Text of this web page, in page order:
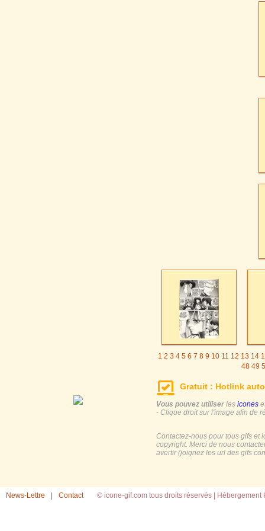
1 2 3 4 5 6 7 8 9 10 11 12 13 14
48 49
Gratuit : Hotlink
Vous pouvez utiliser les icones
- Clique droit sur l'image afin de
Contactez-nous pour tous gifs et
copyright. Merci de nous
avertir (joignez les url des gifs
News-Lettre Contact © icone-gif.com tous droits réservés | Hébergement